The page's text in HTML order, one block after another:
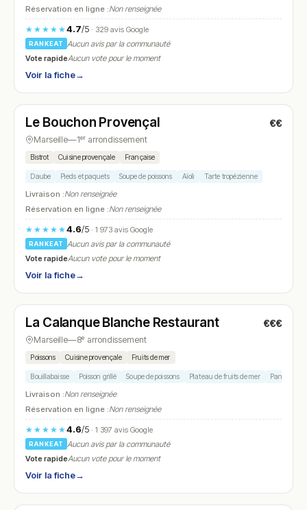
Réservation en ligne :Non renseignée
★★★★★4.7/5· 329 avis Google
RANKEAT
Aucun avis par la communauté
Vote rapideAucun vote pour le moment
Voir la fiche→
N° 7
Le Bouchon Provençal €€
Marseille—1ᵉʳ arrondissement
Bistrot Cuisine provençale Française
Daube Pieds et paquets Soupe de poissons Aïoli Tarte tropézienne
Livraison :Non renseignée
Réservation en ligne :Non renseignée
★★★★★4.6/5· 1 973 avis Google
RANKEAT
Aucun avis par la communauté
Vote rapideAucun vote pour le moment
Voir la fiche→
N° 8
La Calanque Blanche Restaurant €€€
Marseille—8ᵉ arrondissement
Poissons Cuisine provençale Fruits de mer
Bouillabaisse Poisson grillé Soupe de poissons Plateau de fruits de mer Panisses
Livraison :Non renseignée
Réservation en ligne :Non renseignée
★★★★★4.6/5· 1 397 avis Google
RANKEAT
Aucun avis par la communauté
Vote rapideAucun vote pour le moment
Voir la fiche→